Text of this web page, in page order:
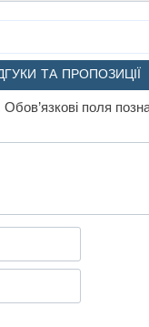
ТА ПРОПОЗИЦІЇ
Обов’язкові поля